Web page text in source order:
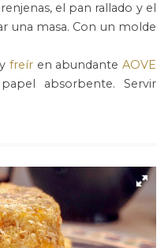
el pan rallado y el
una masa. Con un molde
freír en abundante AOVE
absorbente. Servir